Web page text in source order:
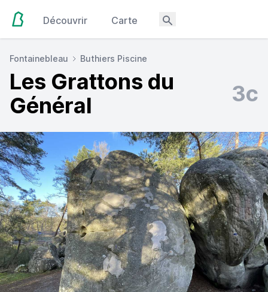
Découvrir Carte
Fontainebleau Buthiers Piscine
Les Grattons du
Général
3c